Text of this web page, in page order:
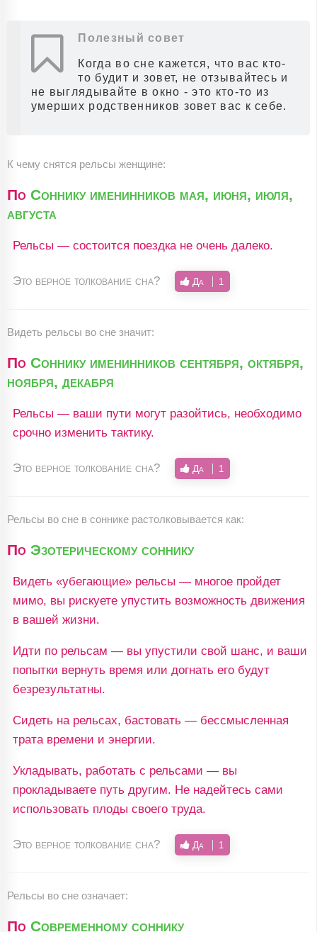
Полезный совет
Когда во сне кажется, что вас кто-
то будит и зовет, не отзывайтесь и
не выглядывайте в окно - это кто-то из
умерших родственников зовет вас к себе.
К чему снятся рельсы женщине:
По Соннику именинников мая, июня, июля,
августа
Рельсы — состоится поездка не очень далеко.
Это верное толкование сна? Да 1
Видеть рельсы во сне значит:
По Соннику именинников сентября, октября,
ноября, декабря
Рельсы — ваши пути могут разойтись, необходимо
срочно изменить тактику.
Это верное толкование сна? Да 1
Рельсы во сне в соннике растолковывается как:
По Эзотерическому соннику
Видеть «убегающие» рельсы — многое пройдет
мимо, вы рискуете упустить возможность движения
в вашей жизни.
Идти по рельсам — вы упустили свой шанс, и ваши
попытки вернуть время или догнать его будут
безрезультатны.
Сидеть на рельсах, бастовать — бессмысленная
трата времени и энергии.
Укладывать, работать с рельсами — вы
прокладываете путь другим. Не надейтесь сами
использовать плоды своего труда.
Это верное толкование сна? Да 1
Рельсы во сне означает:
По Современному соннику